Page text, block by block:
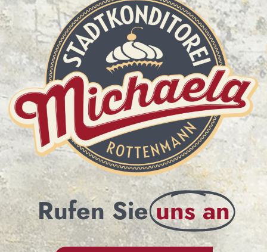
Rufen Sie uns an